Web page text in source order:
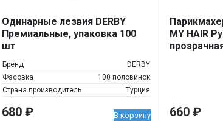
Одинарные лезвия DERBY
Премиальные, упаковка 100
шт
Бренд
DERBY
Фасовка
100 половинок
Страна производитель
Турция
680 ₽ В корзину
MY HAIR
660 ₽